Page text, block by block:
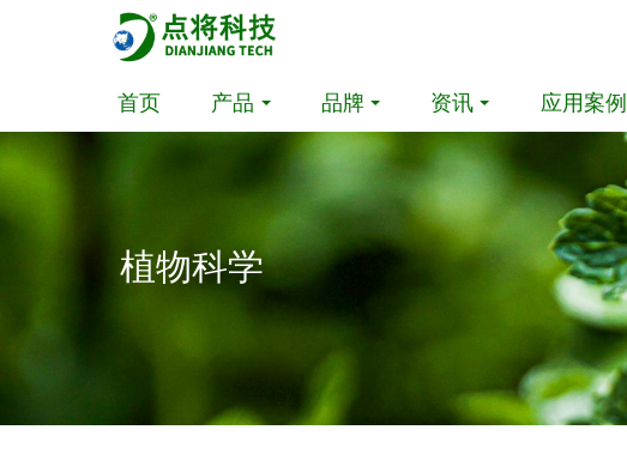
首页 产品 品牌 资讯 应用案例
植物科学